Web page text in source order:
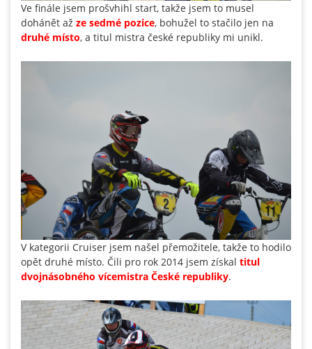
Ve finále jsem prošvhihl start, takže jsem to musel
dohánět až ze sedmé pozice, bohužel to stačilo jen na
druhé místo, a titul mistra české republiky mi unikl.
V kategorii Cruiser jsem našel přemožitele, takže to hodilo
opět druhé místo. Čili pro rok 2014 jsem získal titul
dvojnásobného vícemistra České republiky.